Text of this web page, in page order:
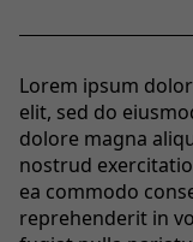
Lorem ipsum
elit, sed do
dolore magna
nostrud
ea commodo
reprehenderit in